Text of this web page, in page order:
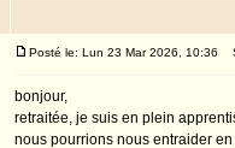
Posté le: Lun 23 Mar 2026, 10:36
bonjour,
retraitée, je suis en plein
nous pourrions nous entraider